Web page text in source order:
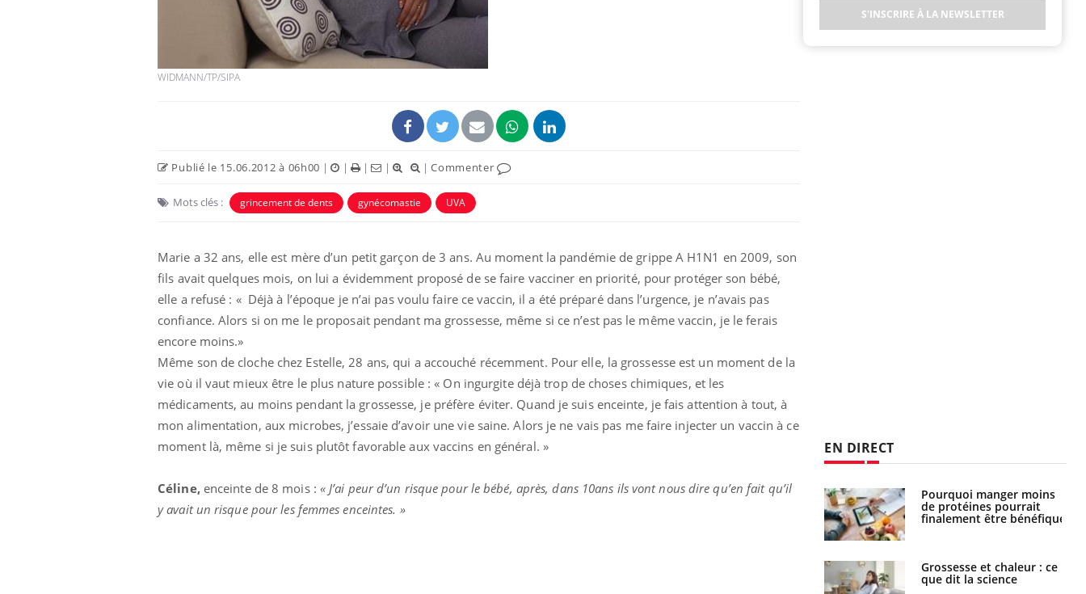
WIDMANN/TP/SIPA
Publié le 15.06.2012 à 06h00 | | | | |Commenter
Mots clés : grincement de dents gynécomastie UVA
Marie a 32 ans, elle est mère d’un petit garçon de 3 ans. Au moment la pandémie de grippe A H1N1 en 2009, son
fils avait quelques mois, on lui a évidemment proposé de se faire vacciner en priorité, pour protéger son bébé,
elle a refusé : « Déjà à l’époque je n’ai pas voulu faire ce vaccin, il a été préparé dans l’urgence, je n’avais pas
confiance. Alors si on me le proposait pendant ma grossesse, même si ce n’est pas le même vaccin, je le ferais
encore moins.»
Même son de cloche chez Estelle, 28 ans, qui a accouché récemment. Pour elle, la grossesse est un moment de la
vie où il vaut mieux être le plus nature possible : « On ingurgite déjà trop de choses chimiques, et les
médicaments, au moins pendant la grossesse, je préfère éviter. Quand je suis enceinte, je fais attention à tout, à
mon alimentation, aux microbes, j’essaie d’avoir une vie saine. Alors je ne vais pas me faire injecter un vaccin à ce
moment là, même si je suis plutôt favorable aux vaccins en général. »
Céline, enceinte de 8 mois : « J’ai peur d’un risque pour le bébé, après, dans 10ans ils vont nous dire qu’en fait qu’il
y avait un risque pour les femmes enceintes. »
EN DIRECT
Cancer colorectal : une
stratégie simple aurait
changé la donne au Pays
Cytomégalovirus : ce qui Pourquoi votre ventre Pourquoi manger moins
de protéines pourrait
finalement être bénéfique
Grossesse et chaleur : ce
que dit la science
S'INSCRIRE À LA NEWSLETTER